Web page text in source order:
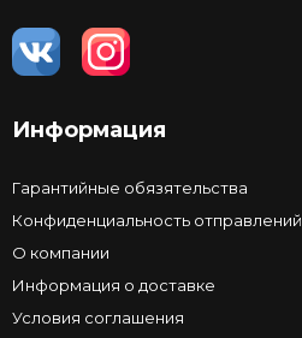
Информация
Гарантийные обязятельства
Конфиденциальность отправлений
О компании
Информация о доставке
Условия соглашения